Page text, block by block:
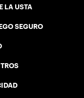
LA USTA
SEGURO